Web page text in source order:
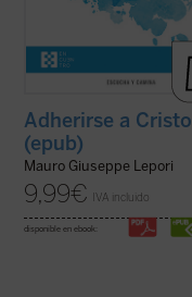
Adherirse a Cristo
(epub)
Mauro Giuseppe Lepori
9,99€ IVA incluido
disponible en ebook: